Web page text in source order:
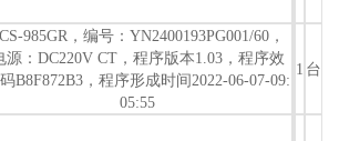
985GR，编号：YN2400193PG001/60，
源：DC220V CT，程序版本1.03，程序效
B8F872B3，程序形成时间2022-06-07-09:
05:55
1 台